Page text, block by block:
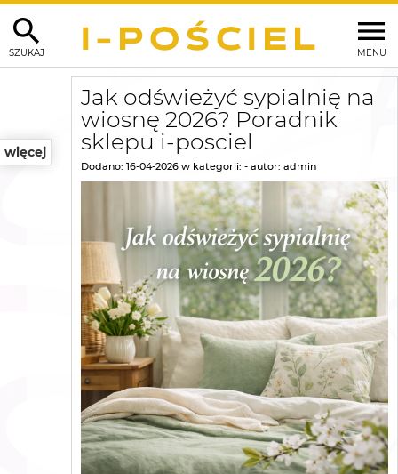
MENU
SZUKAJ
więcej
Jak odświeżyć sypialnię na
wiosnę 2026? Poradnik
sklepu i-posciel
Dodano: 16-04-2026 w kategorii: - autor: admin